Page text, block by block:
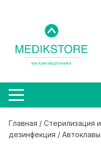
содержимому
Главная /Стерилизация и
дезинфекция /Автоклавы